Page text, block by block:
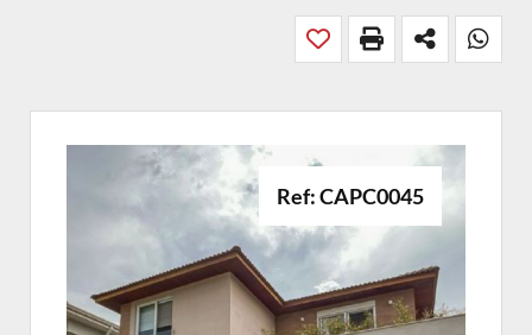
Ref: CAPC0045